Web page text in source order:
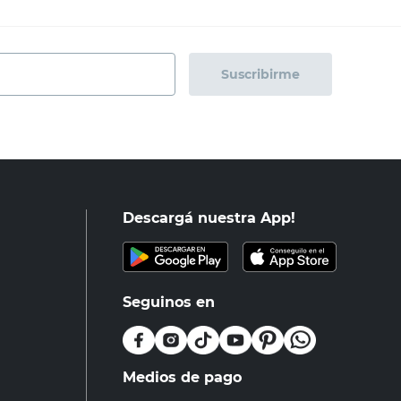
Suscribirme
Descargá nuestra App!
Seguinos en
Medios de pago